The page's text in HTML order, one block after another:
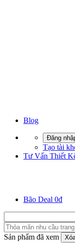
Blog
Đăng
Tạo tài
Tư Vấn Thiết
Bão Deal 0đ
Sản phẩm đã xem